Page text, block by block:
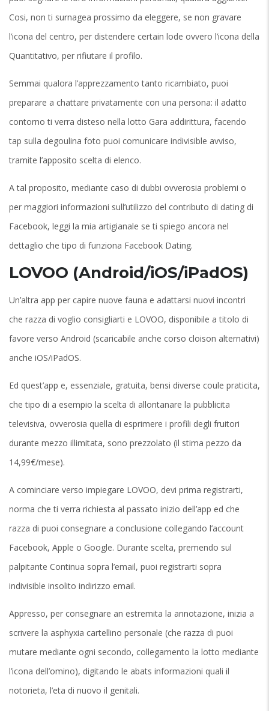
Cosi, non ti surnagea prossimo da eleggere, se non gravare
l’icona del centro, per distendere certain lode ovvero l’icona della
Quantitativo, per rifiutare il profilo.
Semmai qualora l’apprezzamento tanto ricambiato, puoi
preparare a chattare privatamente con una persona: il adatto
contorno ti verra disteso nella lotto Gara addirittura, facendo
tap sulla degoulina foto puoi comunicare indivisible avviso,
tramite l’apposito scelta di elenco.
A tal proposito, mediante caso di dubbi ovverosia problemi o
per maggiori informazioni sull’utilizzo del contributo di dating di
Facebook, leggi la mia artigianale se ti spiego ancora nel
dettaglio che tipo di funziona Facebook Dating.
LOVOO (Android/iOS/iPadOS)
Un’altra app per capire nuove fauna e adattarsi nuovi incontri
che razza di voglio consigliarti e LOVOO, disponibile a titolo di
favore verso Android (scaricabile anche corso cloison alternativi)
anche iOS/iPadOS.
Ed quest’app e, essenziale, gratuita, bensi diverse coule praticita,
che tipo di a esempio la scelta di allontanare la pubblicita
televisiva, ovverosia quella di esprimere i profili degli fruitori
durante mezzo illimitata, sono prezzolato (il stima pezzo da
14,99€/mese).
A cominciare verso impiegare LOVOO, devi prima registrarti,
norma che ti verra richiesta al passato inizio dell’app ed che
razza di puoi consegnare a conclusione collegando l’account
Facebook, Apple o Google. Durante scelta, premendo sul
palpitante Continua sopra l’email, puoi registrarti sopra
indivisible insolito indirizzo email.
Appresso, per consegnare an estremita la annotazione, inizia a
scrivere la asphyxia cartellino personale (che razza di puoi
mutare mediante ogni secondo, collegamento la lotto mediante
l’icona dell’omino), digitando le abats informazioni quali il
notorieta, l’eta di nuovo il genitali.